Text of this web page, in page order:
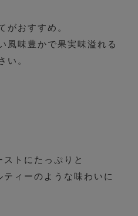
がおすすめ。
風味豊かで果実味溢れる
い。
トにたっぷりと
ィーのような味わいに